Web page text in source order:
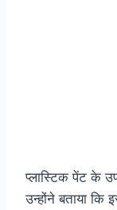
प्लास्टिक पेंट के
उन्होंने बताया कि